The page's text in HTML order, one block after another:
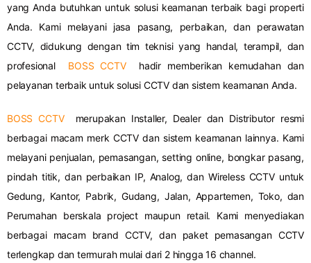
yang Anda butuhkan untuk solusi keamanan terbaik bagi properti
Anda. Kami melayani jasa pasang, perbaikan, dan perawatan
CCTV, didukung dengan tim teknisi yang handal, terampil, dan
profesional BOSS CCTVhadir memberikan kemudahan dan
pelayanan terbaik untuk solusi CCTV dan sistem keamanan Anda.
BOSS CCTVmerupakan Installer, Dealer dan Distributor resmi
berbagai macam merk CCTV dan sistem keamanan lainnya. Kami
melayani penjualan, pemasangan, setting online, bongkar pasang,
pindah titik, dan perbaikan IP, Analog, dan Wireless CCTV untuk
Gedung, Kantor, Pabrik, Gudang, Jalan, Appartemen, Toko, dan
Perumahan berskala project maupun retail. Kami menyediakan
berbagai macam brand CCTV, dan paket pemasangan CCTV
terlengkap dan termurah mulai dari 2 hingga 16 channel.